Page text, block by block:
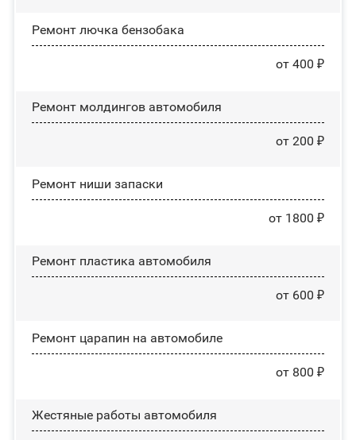
Ремонт лючка бензобака
от 400 ₽
Ремонт молдингов автомобиля
от 200 ₽
Ремонт ниши запаски
от 1800 ₽
Ремонт пластика автомобиля
от 600 ₽
Ремонт царапин на автомобиле
от 800 ₽
Жестяные работы автомобиля